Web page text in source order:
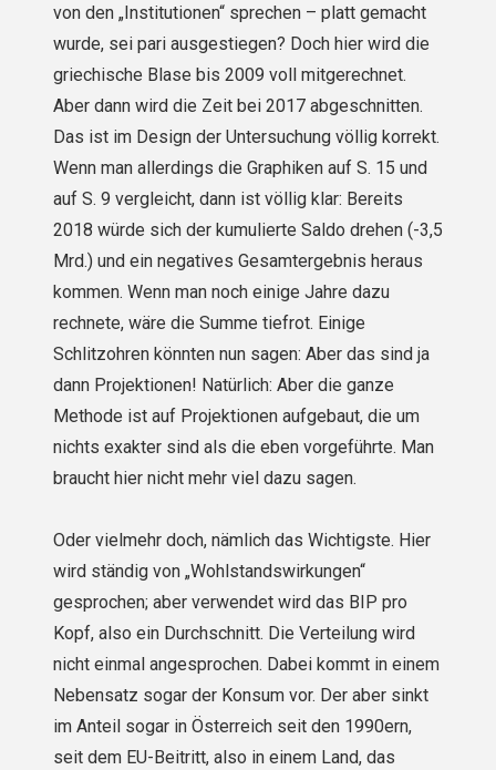
von den „Institutionen“ sprechen – platt gemacht
wurde, sei pari ausgestiegen? Doch hier wird die
griechische Blase bis 2009 voll mitgerechnet.
Aber dann wird die Zeit bei 2017 abgeschnitten.
Das ist im Design der Untersuchung völlig korrekt.
Wenn man allerdings die Graphiken auf S. 15 und
auf S. 9 vergleicht, dann ist völlig klar: Bereits
2018 würde sich der kumulierte Saldo drehen (-3,5
Mrd.) und ein negatives Gesamtergebnis heraus
kommen. Wenn man noch einige Jahre dazu
rechnete, wäre die Summe tiefrot. Einige
Schlitzohren könnten nun sagen: Aber das sind ja
dann Projektionen! Natürlich: Aber die ganze
Methode ist auf Projektionen aufgebaut, die um
nichts exakter sind als die eben vorgeführte. Man
braucht hier nicht mehr viel dazu sagen.
Oder vielmehr doch, nämlich das Wichtigste. Hier
wird ständig von „Wohlstandswirkungen“
gesprochen; aber verwendet wird das BIP pro
Kopf, also ein Durchschnitt. Die Verteilung wird
nicht einmal angesprochen. Dabei kommt in einem
Nebensatz sogar der Konsum vor. Der aber sinkt
im Anteil sogar in Österreich seit den 1990ern,
seit dem EU-Beitritt, also in einem Land, das